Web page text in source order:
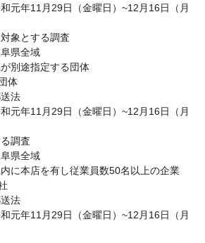
元年11月29日（金曜日）~12月16日（月
象とする調査
県全域
別途指定する団体
体
法
元年11月29日（金曜日）~12月16日（月
調査
県全域
に本店を有し従業員数50名以上の企業
法
元年11月29日（金曜日）~12月16日（月